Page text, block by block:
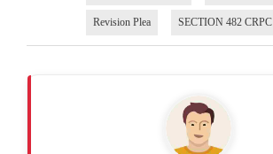
Revision Plea SECTION 482 CRPC